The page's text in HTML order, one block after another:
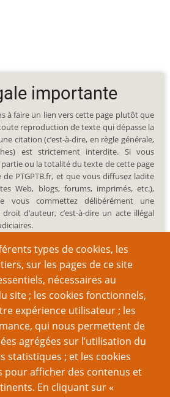
types de cookies, les
sur les pages de ce site
nécessaires au
site ; les cookies fonctionnels,
expérience utilisateur ; les
qui nous permettent de
agrégées sur l’utilisation du
statistiques ; et les cookies
pour afficher des contenus et
En cliquant sur «
importante
à faire un lien vers cette page plutôt que
reproduction de texte qui dépasse la
citation (c’est-à-dire, en règle générale,
est strictement interdite. Si vous
ou la totalité du texte de cette page
de PTGPTB.fr, et que vous diffusez ladite
Web, blogs, forums, imprimés, etc.),
vous commettez délibérément une
d’auteur, c’est-à-dire un acte illégal